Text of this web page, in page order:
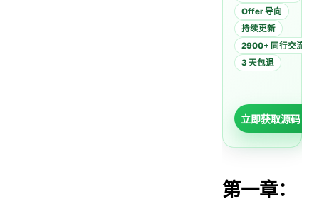
1.5 编写第一个可运行接口
1.6 运行与验证
Offer 导向
持续更新
2900+ 同行交流
3 天包退
立即获取源码 →
第一章：